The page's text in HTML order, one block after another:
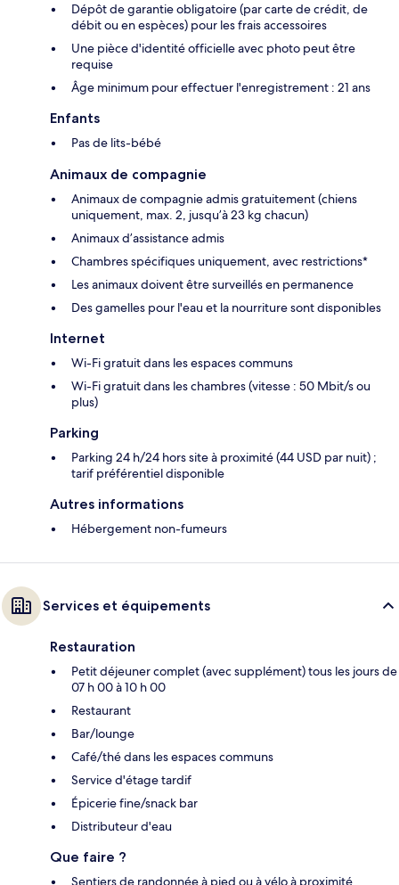
Dépôt de garantie obligatoire (par carte de crédit, de
débit ou en espèces) pour les frais accessoires
Une pièce d'identité officielle avec photo peut être
requise
Âge minimum pour effectuer l'enregistrement : 21 ans
Enfants
Pas de lits-bébé
Animaux de compagnie
Animaux de compagnie admis gratuitement (chiens
uniquement, max. 2, jusqu’à 23 kg chacun)
Animaux d’assistance admis
Chambres spécifiques uniquement, avec restrictions*
Les animaux doivent être surveillés en permanence
Des gamelles pour l'eau et la nourriture sont disponibles
Internet
Wi-Fi gratuit dans les espaces communs
Wi-Fi gratuit dans les chambres (vitesse : 50 Mbit/s ou
plus)
Parking
Parking 24 h/24 hors site à proximité (44 USD par nuit) ;
tarif préférentiel disponible
Autres informations
Hébergement non-fumeurs
Services et équipements
Restauration
Petit déjeuner complet (avec supplément) tous les jours de
07 h 00 à 10 h 00
Restaurant
Bar/lounge
Café/thé dans les espaces communs
Service d'étage tardif
Épicerie fine/snack bar
Distributeur d'eau
Que faire ?
Sentiers de randonnée à pied ou à vélo à proximité